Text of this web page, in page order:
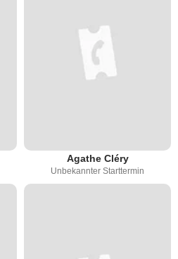
Agathe Cléry
Unbekannter Starttermin